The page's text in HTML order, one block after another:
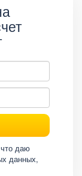
даю
данных,